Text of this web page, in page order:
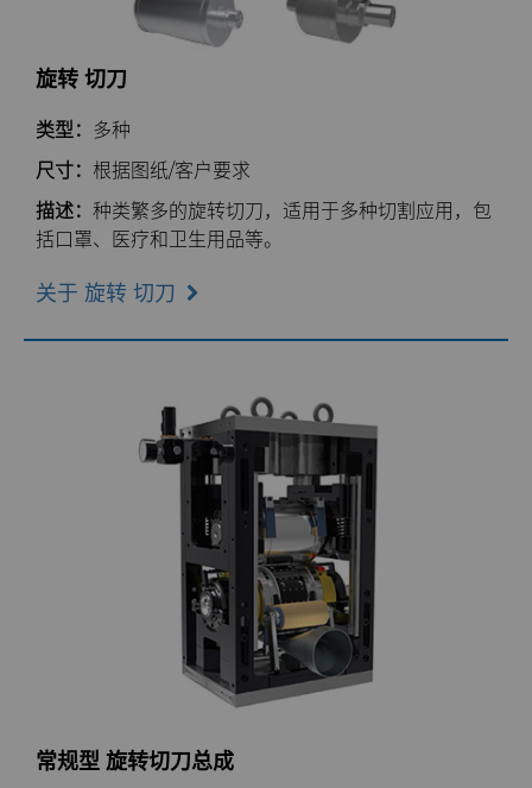
旋转切刀服务与支持
锯片刀头和坯料
金属切削锯片刀头
硬质合金长条片坯料
耐磨件
冷成型模具
电子封装连接工具
通用耐磨解决方案
注塑模具
硬质合金采矿解决方案
精密测量工具
拉丝模
更多拉丝模坯料
Compax™ PCD拉丝模坯料
DuraNib™ 硬质合金模芯
Versimax™
6UDPlus钢帘线拉拔牌号
行业
能源与自然资源
通用制造
刀具制造商解决方案
工程解决方案
硬质合金回收
PCD & PCBN牌号选型工具
证书和数据表
材料分析实验室
公司管理
安全数据表
旋转 切刀
类型： 多种
尺寸： 根据图纸/客户要求
描述： 种类繁多的旋转切刀，适用于多种切割应用，包
括口罩、医疗和卫生用品等。
关于 旋转 切刀
常规型 旋转切刀总成